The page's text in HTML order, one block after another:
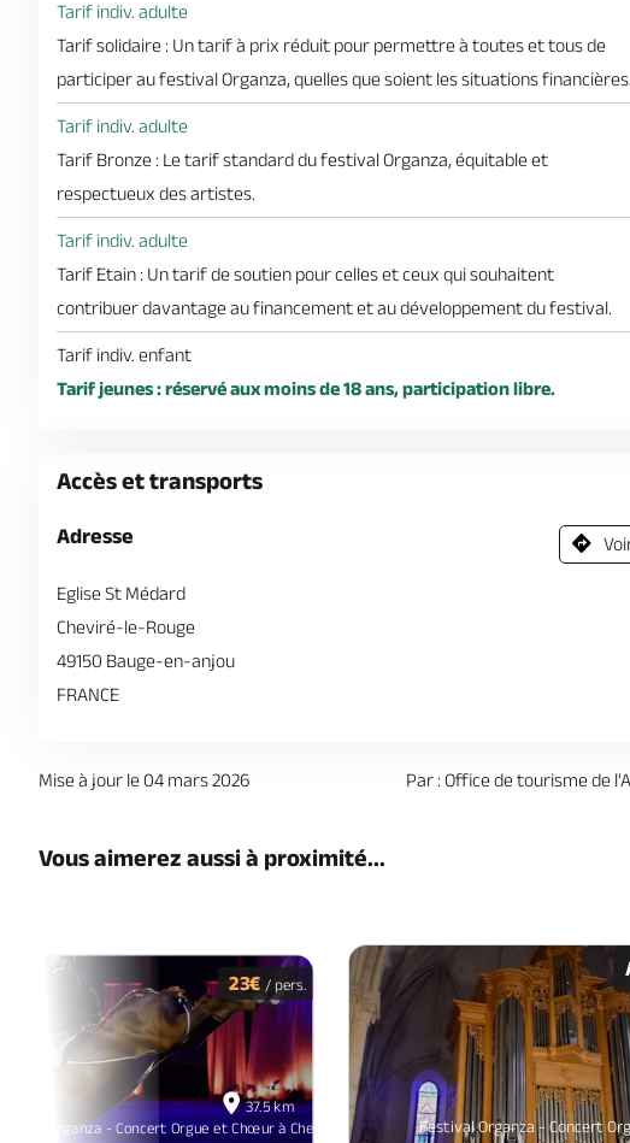
Tarif indiv. adulte
Tarif solidaire : Un tarif à prix réduit pour permettre à toutes et tous de
participer au festival Organza, quelles que soient les situations financières.
Tarif indiv. adulte
Tarif Bronze : Le tarif standard du festival Organza, équitable et
respectueux des artistes.
Tarif indiv. adulte
Tarif Etain : Un tarif de soutien pour celles et ceux qui souhaitent
contribuer davantage au financement et au développement du festival.
Tarif indiv. enfant
Tarif jeunes : réservé aux moins de 18 ans, participation libre.
Accès et transports
Adresse
Eglise St Médard
Cheviré-le-Rouge
49150 Bauge-en-anjou
FRANCE
Mise à jour le 04 mars 2026 Par : Office de tourisme de
Vous aimerez aussi à proximité...
37.5 km
Organza - Concert Orgue et Chœur à Cheviré-le-Rouge
23€ / pers.
Festival Organza - Concert